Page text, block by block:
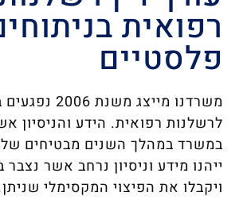
רפואית
פלסטיים
משרדנו מייצג
לרשלנות רפואית. הידע והניסיון
במשרד במהלך השנים מבטיחים
ייהנו מידע וניסיון נרחב אשר
ויקבלו את הפיצוי המקסימלי